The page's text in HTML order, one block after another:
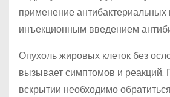
применение
инъекционным введением
Опухоль жировых клеток без
вызывает симптомов и реакций.
вскрытии необходимо